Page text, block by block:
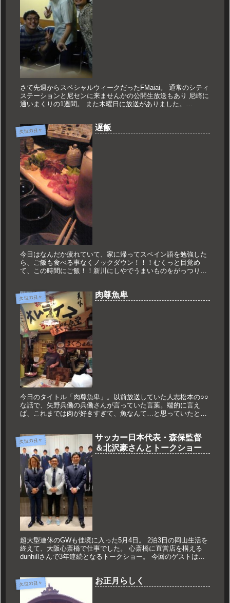
さて先週からスペシャルウィークだったFMaiai。 通常のシティ
ステーションと尼センに来ませんかの公開生放送もあり 尼崎に
通いまくりの1週間。 また木曜日に放送がありました。
久世の日々 遅飯
今日はなんだか疲れていて、家に帰ってスペイン語を勉強した
ら、ご飯も食べる事なくノックダウン！！！むくっと目覚め
て、この時間にご飯！！新川にしやでうまいものをがっつり
久世の日々 肉尊魚卑
今日のタイトル「肉尊魚卑」。以前放送していた人志松本の○○
な話で、矢野兵働の兵働さんが言っていた言葉。端的に言え
ば、これまでは肉が好きすぎて、魚なんて…と思っていたとい
久世の日々
サッカー日本代表・森保監督
＆北沢豪さんとトークショー
超大型連休のGWも佳境に入った5月4日。 2泊3日の岡山生活を
終えて、大阪心斎橋で仕事でした。 心斎橋に直営店を構える
dunhillさんで3年連続となるトークショー。 今回のゲストはサ
久世の日々 お正月らしく